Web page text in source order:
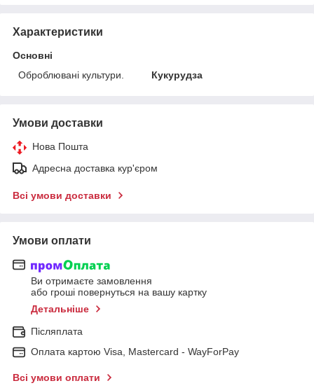
Характеристики
Основні
Оброблювані культури.
Кукурудза
Умови доставки
Нова Пошта
Адресна доставка кур'єром
Всі умови доставки
Умови оплати
Ви отримаєте замовлення
або гроші повернуться на вашу картку
Детальніше
Післяплата
Оплата картою Visa, Mastercard - WayForPay
Всі умови оплати